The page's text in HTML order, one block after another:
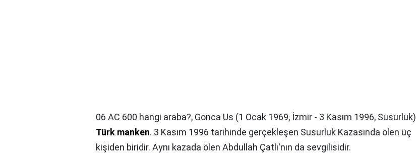
06 AC 600 hangi araba?, Gonca Us (1 Ocak 1969, İzmir - 3 Kasım 1996, Susurluk)
Türk manken. 3 Kasım 1996 tarihinde gerçekleşen Susurluk Kazasında ölen üç
kişiden biridir. Aynı kazada ölen Abdullah Çatlı'nın da sevgilisidir.